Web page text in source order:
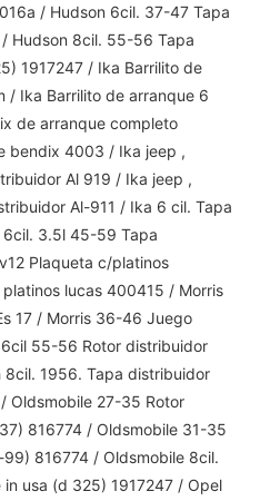
/ Hudson 6cil. 37-47 Tapa
Hudson 8cil. 55-56 Tapa
1917247 / Ika Barrilito de
/ Ika Barrilito de arranque 6
de arranque completo
bendix 4003 / Ika jeep ,
Al 919 / Ika jeep ,
Al-911 / Ika 6 cil. Tapa
3.5l 45-59 Tapa
Plaqueta c/platinos
lucas 400415 / Morris
17 / Morris 36-46 Juego
55-56 Rotor distribuidor
8cil. 1956. Tapa distribuidor
Oldsmobile 27-35 Rotor
816774 / Oldsmobile 31-35
816774 / Oldsmobile 8cil.
usa (d 325) 1917247 / Opel